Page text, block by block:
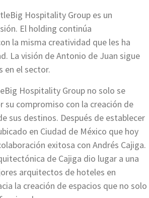
Hospitality Group es un
El holding continúa
la misma creatividad que les ha
La visión de Antonio de Juan sigue
en el sector.
Hospitality Group no solo se
compromiso con la creación de
sus destinos. Después de establecer
en Ciudad de México que hoy
exitosa con Andrés Cajiga.
de Cajiga dio lugar a una
arquitectos de hoteles en
la creación de espacios que no solo